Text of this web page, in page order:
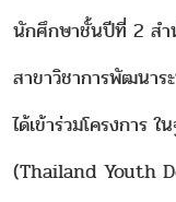
นักศึกษาชั้นปีที่ 2 สำ
สาขาวิชาการพัฒนาร
ได้เข้าร่วมโครงการ
(Thailand Youth